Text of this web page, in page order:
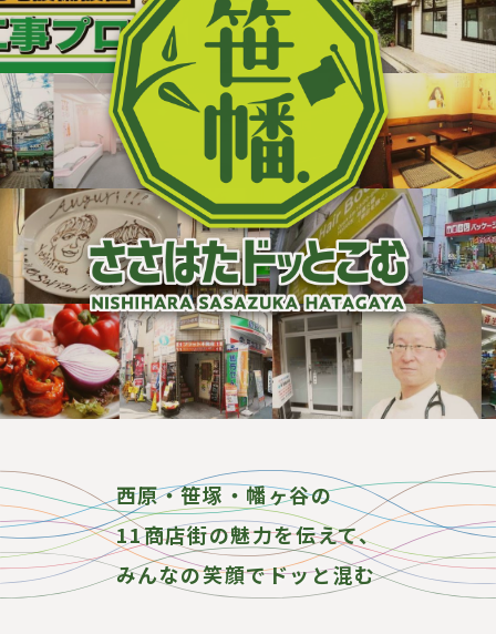
西原・笹塚・幡ヶ谷の
11商店街の魅力を伝えて、
みんなの笑顔でドッと混む